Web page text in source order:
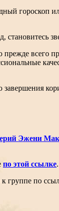
гороскоп
всего
Эжени
по этой ссылке.
к группе по